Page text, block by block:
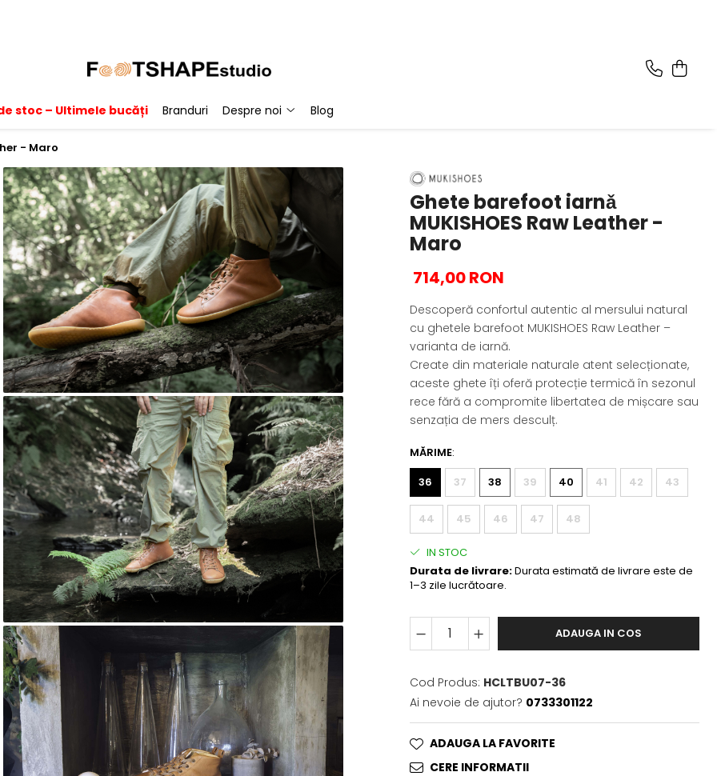
stoc – Ultimele bucăți Branduri Despre noi Blog
- Maro
Ghete barefoot iarnǎ
MUKISHOES Raw Leather -
Maro
714,00 RON
Descoperă confortul autentic al mersului natural
cu ghetele barefoot MUKISHOES Raw Leather –
varianta de iarnă.
Create din materiale naturale atent selecționate,
aceste ghete îți oferă protecție termică în sezonul
rece fără a compromite libertatea de mișcare sau
senzația de mers desculț.
MĂRIME:
36
37 38 39 40 41 42 43
44 45 46 47 48
IN STOC
Durata de livrare:Durata estimată de livrare este de
1–3 zile lucrătoare.
ADAUGA IN COS
Cod Produs: HCLTBU07-36
Ai nevoie de ajutor? 0733301122
ADAUGA LA FAVORITE
CERE INFORMATII